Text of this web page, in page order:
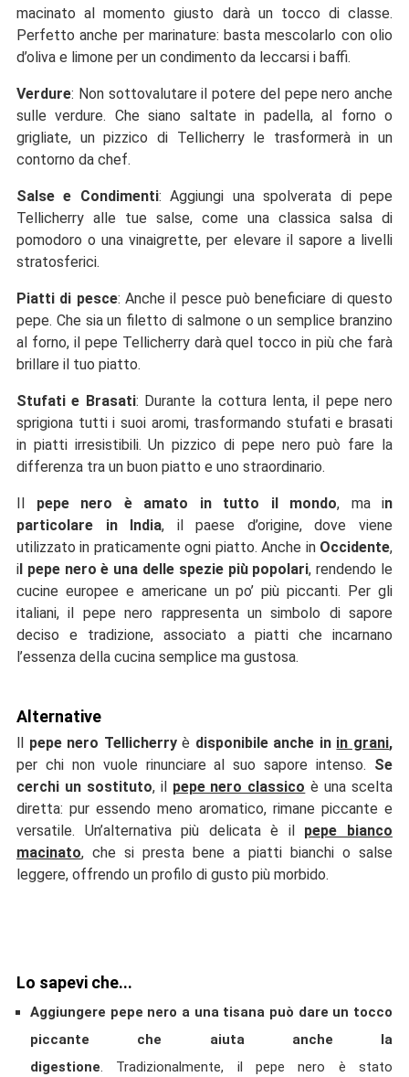
macinato al momento giusto darà un tocco di classe.
Perfetto anche per marinature: basta mescolarlo con olio
d’oliva e limone per un condimento da leccarsi i baffi.
Verdure: Non sottovalutare il potere del pepe nero anche
sulle verdure. Che siano saltate in padella, al forno o
grigliate, un pizzico di Tellicherry le trasformerà in un
contorno da chef.
Salse e Condimenti: Aggiungi una spolverata di pepe
Tellicherry alle tue salse, come una classica salsa di
pomodoro o una vinaigrette, per elevare il sapore a livelli
stratosferici.
Piatti di pesce: Anche il pesce può beneficiare di questo
pepe. Che sia un filetto di salmone o un semplice branzino
al forno, il pepe Tellicherry darà quel tocco in più che farà
brillare il tuo piatto.
Stufati e Brasati: Durante la cottura lenta, il pepe nero
sprigiona tutti i suoi aromi, trasformando stufati e brasati
in piatti irresistibili. Un pizzico di pepe nero può fare la
differenza tra un buon piatto e uno straordinario.
pepe nero è amato in tutto il mondo, ma in
particolare in India, il paese d’origine, dove viene
utilizzato in praticamente ogni piatto. Anche in Occidente,
i l pepe nero è una delle spezie più popolari, rendendo le
cucine europee e americane un po’ più piccanti. Per gli
italiani, il pepe nero rappresenta un simbolo di sapore
deciso e tradizione, associato a piatti che incarnano
l’essenza della cucina semplice ma gustosa.
Alternative
pepe nero Tellicherryè disponibile anche in in grani,
per chi non vuole rinunciare al suo sapore intenso. Se
cerchi un sostituto, il pepe nero classico è una scelta
diretta: pur essendo meno aromatico, rimane piccante e
versatile. Un’alternativa più delicata è il pepe bianco
macinato, che si presta bene a piatti bianchi o salse
leggere, offrendo un profilo di gusto più morbido.
Lo sapevi che...
Aggiungere pepe nero a una tisana può dare un tocco
piccante che aiuta anche la
digestione. Tradizionalmente, il pepe nero è stato